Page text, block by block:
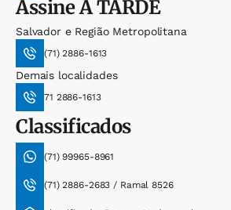
AssineA TARDE
Salvador e Região Metropolitana
(71) 2886-1613
Demais localidades
71 2886-1613
Classificados
(71) 99965-8961
(71) 2886-2683 / Ramal 8526